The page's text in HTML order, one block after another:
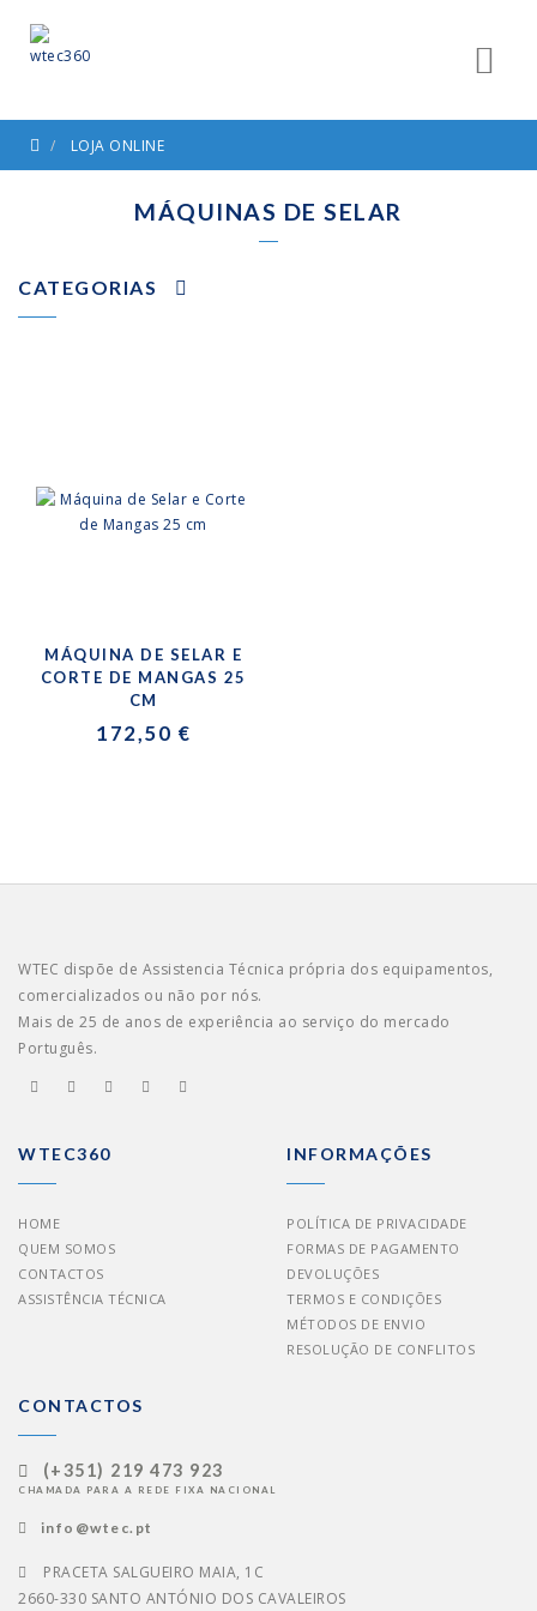
LOJA ONLINE
MÁQUINAS DE SELAR
CATEGORIAS
MÁQUINA DE SELAR E
CORTE DE MANGAS 25
CM
172,50 €
WTEC dispõe de Assistencia Técnica própria dos equipamentos,
comercializados ou não por nós.
Mais de 25 de anos de experiência ao serviço do mercado
Português.
WTEC360
HOME
QUEM SOMOS
CONTACTOS
ASSISTÊNCIA TÉCNICA
INFORMAÇÕES
POLÍTICA DE PRIVACIDADE
FORMAS DE PAGAMENTO
DEVOLUÇÕES
TERMOS E CONDIÇÕES
MÉTODOS DE ENVIO
RESOLUÇÃO DE CONFLITOS
CONTACTOS
(+351) 219 473 923
CHAMADA PARA A REDE FIXA NACIONAL
info@wtec.pt
PRACETA SALGUEIRO MAIA, 1C
2660-330 SANTO ANTÓNIO DOS CAVALEIROS